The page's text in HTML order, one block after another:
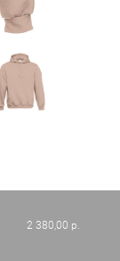
2 380,00 р.